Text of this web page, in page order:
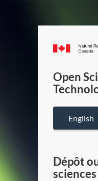
Open
English
Dépôt